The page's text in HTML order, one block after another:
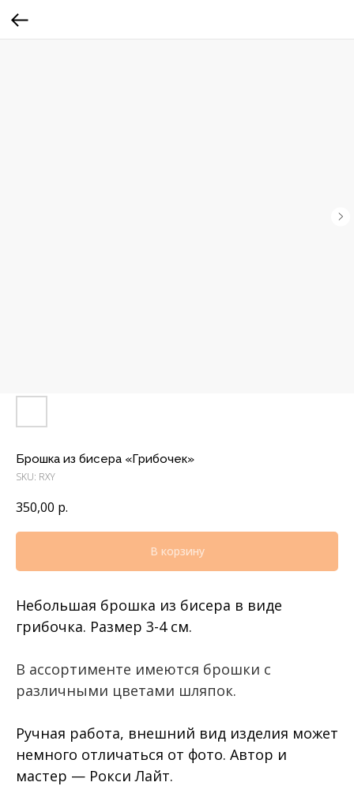
Брошка из бисера «Грибочек»
SKU: RXY
350,00 р.
В корзину
Небольшая брошка из бисера в виде
грибочка. Размер 3-4 см.
В ассортименте имеются брошки с
различными цветами шляпок.
Ручная работа, внешний вид изделия может
немного отличаться от фото. Автор и
мастер — Рокси Лайт.